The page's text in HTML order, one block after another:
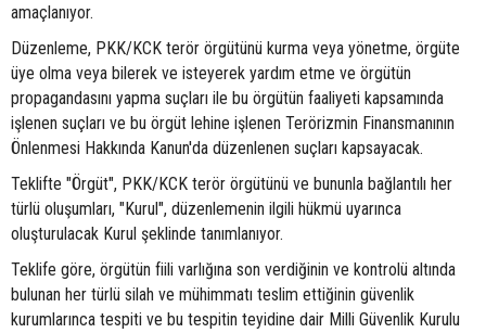
amaçlanıyor.
Düzenleme, PKK/KCK terör örgütünü kurma veya yönetme, örgüte
üye olma veya bilerek ve isteyerek yardım etme ve örgütün
propagandasını yapma suçları ile bu örgütün faaliyeti kapsamında
işlenen suçları ve bu örgüt lehine işlenen Terörizmin Finansmanının
Önlenmesi Hakkında Kanun'da düzenlenen suçları kapsayacak.
Teklifte "Örgüt", PKK/KCK terör örgütünü ve bununla bağlantılı her
türlü oluşumları, "Kurul", düzenlemenin ilgili hükmü uyarınca
oluşturulacak Kurul şeklinde tanımlanıyor.
Teklife göre, örgütün fiili varlığına son verdiğinin ve kontrolü altında
bulunan her türlü silah ve mühimmatı teslim ettiğinin güvenlik
kurumlarınca tespiti ve bu tespitin teyidine dair Milli Güvenlik Kurulu